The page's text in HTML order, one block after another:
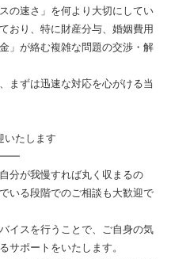
の速さ」を何より大切にしてい
おり、特に財産分与、婚姻費用
」が絡む複雑な問題の交渉・解
まずは迅速な対応を心がける当
いたします
分が我慢すれば丸く収まるの
いる段階でのご相談も大歓迎で
イスを行うことで、ご自身の気
サポートをいたします。